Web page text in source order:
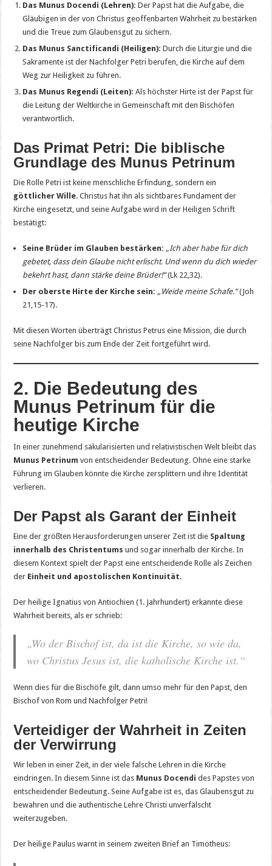
Das Munus Docendi (Lehren): Der Papst hat die Aufgabe, die
Gläubigen in der von Christus geoffenbarten Wahrheit zu bestärken
und die Treue zum Glaubensgut zu sichern.
Das Munus Sanctificandi (Heiligen): Durch die Liturgie und die
Sakramente ist der Nachfolger Petri berufen, die Kirche auf dem
Weg zur Heiligkeit zu führen.
Das Munus Regendi (Leiten): Als höchster Hirte ist der Papst für
die Leitung der Weltkirche in Gemeinschaft mit den Bischöfen
verantwortlich.
Das Primat Petri: Die biblische
Grundlage des Munus Petrinum
Die Rolle Petri ist keine menschliche Erfindung, sondern ein
göttlicher Wille. Christus hat ihn als sichtbares Fundament der
Kirche eingesetzt, und seine Aufgabe wird in der Heiligen Schrift
bestätigt:
Seine Brüder im Glauben bestärken: „Ich aber habe für dich
gebetet, dass dein Glaube nicht erlischt. Und wenn du dich wieder
bekehrt hast, dann stärke deine Brüder!“(Lk 22,32).
Der oberste Hirte der Kirche sein: „Weide meine Schafe.“(Joh
21,15-17).
Mit diesen Worten überträgt Christus Petrus eine Mission, die durch
seine Nachfolger bis zum Ende der Zeit fortgeführt wird.
2. Die Bedeutung des
Munus Petrinum für die
heutige Kirche
In einer zunehmend säkularisierten und relativistischen Welt bleibt das
Munus Petrinum von entscheidender Bedeutung. Ohne eine starke
Führung im Glauben könnte die Kirche zersplittern und ihre Identität
verlieren.
Der Papst als Garant der Einheit
Eine der größten Herausforderungen unserer Zeit ist die Spaltung
innerhalb des Christentums und sogar innerhalb der Kirche. In
diesem Kontext spielt der Papst eine entscheidende Rolle als Zeichen
der Einheit und apostolischen Kontinuität.
Der heilige Ignatius von Antiochien (1. Jahrhundert) erkannte diese
Wahrheit bereits, als er schrieb:
„Wo der Bischof ist, da ist die Kirche, so wie da,
wo Christus Jesus ist, die katholische Kirche ist.“
Wenn dies für die Bischöfe gilt, dann umso mehr für den Papst, den
Bischof von Rom und Nachfolger Petri!
Verteidiger der Wahrheit in Zeiten
der Verwirrung
Wir leben in einer Zeit, in der viele falsche Lehren in die Kirche
eindringen. In diesem Sinne ist das Munus Docendi des Papstes von
entscheidender Bedeutung. Seine Aufgabe ist es, das Glaubensgut zu
bewahren und die authentische Lehre Christi unverfälscht
weiterzugeben.
Der heilige Paulus warnt in seinem zweiten Brief an Timotheus: